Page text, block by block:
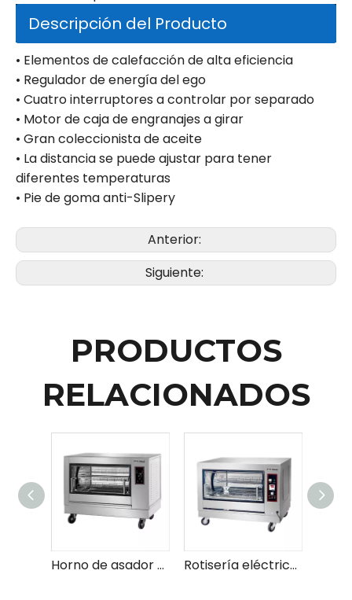
Descripción del Producto
• Elementos de calefacción de alta eficiencia
• Regulador de energía del ego
• Cuatro interruptores a controlar por separado
• Motor de caja de engranajes a girar
• Gran coleccionista de aceite
• La distancia se puede ajustar para tener
diferentes temperaturas
• Pie de goma anti-Slipery
Anterior:
Siguiente:
PRODUCTOS
RELACIONADOS
Horno de asador eléctrico general: el mejor horno de asador para comidas perfectamente cocinadas Rotisería eléctrica de acero inoxidable de eficiencia energética para tostado de encimera de servicio pesado